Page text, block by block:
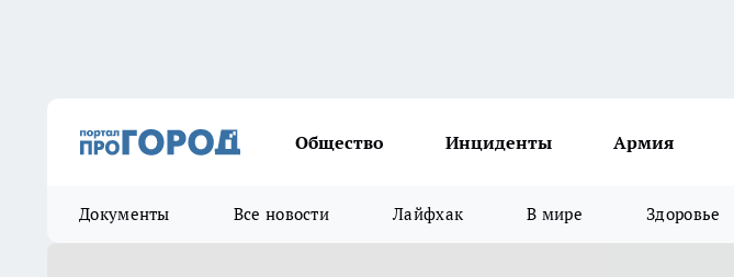
Общество Инциденты Армия
Документы Все новости Лайфхак В мире Здоровье